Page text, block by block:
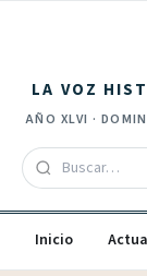
LA VOZ
AÑO XLVI ·
Inicio